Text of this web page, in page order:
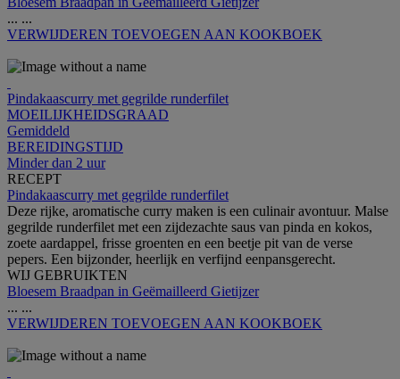
... ...
VERWIJDEREN TOEVOEGEN AAN KOOKBOEK
Pindakaascurry met gegrilde runderfilet
MOEILIJKHEIDSGRAAD
Gemiddeld
BEREIDINGSTIJD
Minder dan 2 uur
RECEPT
Pindakaascurry met gegrilde runderfilet
Deze rijke, aromatische curry maken is een culinair avontuur. Malse
gegrilde runderfilet met een zijdezachte saus van pinda en kokos,
zoete aardappel, frisse groenten en een beetje pit van de verse
pepers. Een bijzonder, heerlijk en verfijnd eenpansgerecht.
WIJ GEBRUIKTEN
Bloesem Braadpan in Geëmailleerd Gietijzer
... ...
VERWIJDEREN TOEVOEGEN AAN KOOKBOEK